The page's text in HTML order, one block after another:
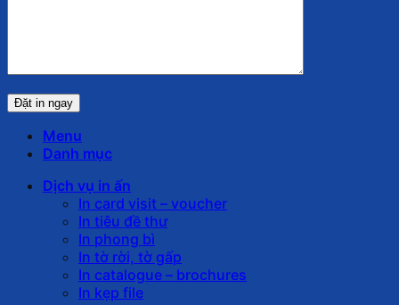
Menu
Danh mục
Dịch vụ in ấn
In card visit – voucher
In tiêu đề thư
In phong bì
In tờ rời, tờ gấp
In catalogue – brochures
In kẹp file